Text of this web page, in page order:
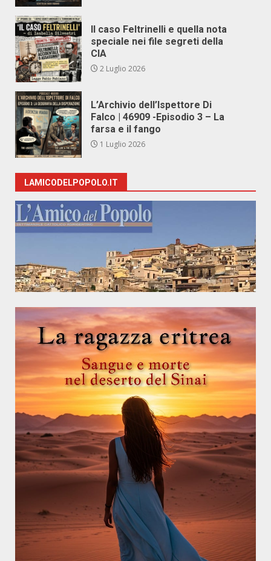
Il caso Feltrinelli e quella nota
speciale nei file segreti della
CIA
2 Luglio 2026
L’Archivio dell’Ispettore Di
Falco | 46909 -Episodio 3 – La
farsa e il fango
1 Luglio 2026
LAMICODELPOPOLO.IT